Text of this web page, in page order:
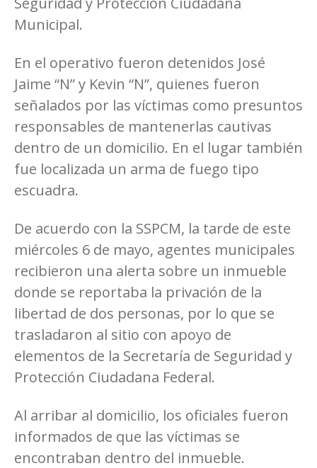
Municipal.
En el operativo fueron detenidos José
Jaime “N” y Kevin “N”, quienes fueron
señalados por las víctimas como presuntos
responsables de mantenerlas cautivas
dentro de un domicilio. En el lugar también
fue localizada un arma de fuego tipo
escuadra.
De acuerdo con la SSPCM, la tarde de este
miércoles 6 de mayo, agentes municipales
recibieron una alerta sobre un inmueble
donde se reportaba la privación de la
libertad de dos personas, por lo que se
trasladaron al sitio con apoyo de
elementos de la Secretaría de Seguridad y
Protección Ciudadana Federal.
Al arribar al domicilio, los oficiales fueron
informados de que las víctimas se
encontraban dentro del inmueble.